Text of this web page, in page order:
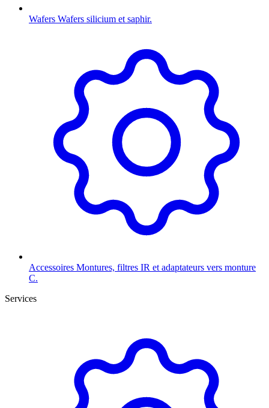
Wafers Wafers silicium et saphir.
Accessoires Montures, filtres IR et adaptateurs vers monture
C.
Services